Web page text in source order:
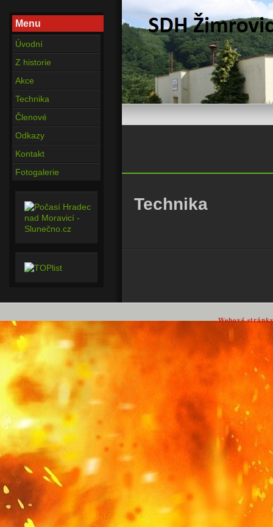
Menu
Úvodní
Z historie
Akce
Technika
Členové
Odkazy
Kontakt
Fotogalerie
Technika
Webové